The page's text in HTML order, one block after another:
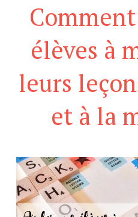
élèves à
leurs
et à la